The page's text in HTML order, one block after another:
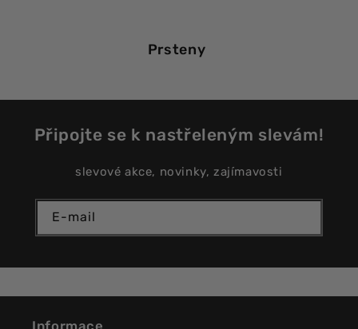
Prsteny
Připojte se k nastřeleným slevám!
slevové akce, novinky, zajímavosti
E-mail
Informace